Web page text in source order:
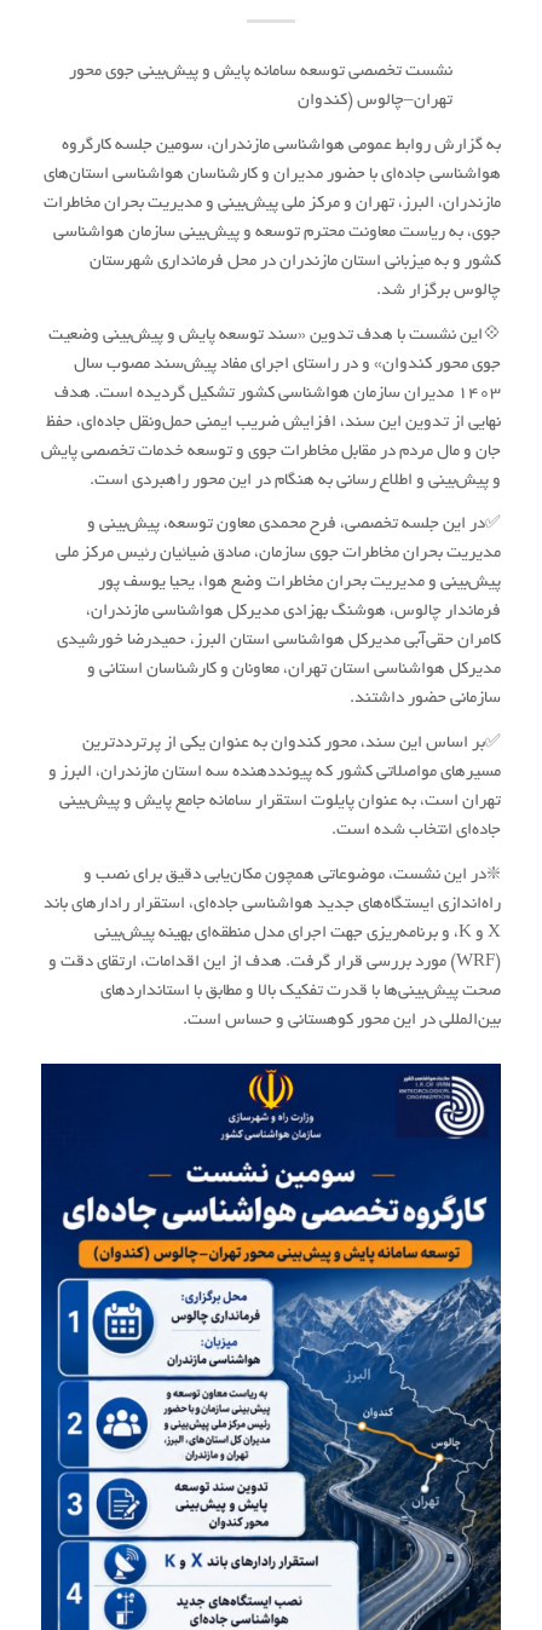
نشست تخصصی توسعه سامانه پایش و پیش‌بینی جوی محور
تهران–چالوس (کندوان
به گزارش روابط عمومی هواشناسی مازندران، سومین جلسه کارگروه
هواشناسی جاده‌ای با حضور مدیران و کارشناسان هواشناسی استان‌های
مازندران، البرز، تهران و مرکز ملی پیش‌بینی و مدیریت بحران مخاطرات
جوی، به ریاست معاونت محترم توسعه و پیش‌بینی سازمان هواشناسی
کشور و به میزبانی استان مازندران در محل فرمانداری شهرستان
چالوس برگزار شد.
💠این نشست با هدف تدوین «سند توسعه پایش و پیش‌بینی وضعیت
جوی محور کندوان» و در راستای اجرای مفاد پیش‌سند مصوب سال
۱۴۰۳ مدیران سازمان هواشناسی کشور تشکیل گردیده است. هدف
نهایی از تدوین این سند، افزایش ضریب ایمنی حمل‌ونقل جاده‌ای، حفظ
جان و مال مردم در مقابل مخاطرات جوی و توسعه خدمات تخصصی پایش
و پیش‌بینی و اطلاع رسانی به هنگام در این محور راهبردی است.
✅در این جلسه تخصصی، فرح محمدی معاون توسعه، پیش‌بینی و
مدیریت بحران مخاطرات جوی سازمان، صادق ضیائیان رئیس مرکز ملی
پیش‌بینی و مدیریت بحران مخاطرات وضع هوا، یحیا یوسف پور
فرماندار چالوس، هوشنگ بهزادی مدیرکل هواشناسی مازندران،
کامران حقی‌آبی مدیرکل هواشناسی استان البرز، حمیدرضا خورشیدی
مدیرکل هواشناسی استان تهران، معاونان و کارشناسان استانی و
سازمانی حضور داشتند.
✅بر اساس این سند، محور کندوان به عنوان یکی از پرترددترین
مسیرهای مواصلاتی کشور که پیونددهنده سه استان مازندران، البرز و
تهران است، به عنوان پایلوت استقرار سامانه جامع پایش و پیش‌بینی
جاده‌ای انتخاب شده است.
❇️در این نشست، موضوعاتی همچون مکان‌یابی دقیق برای نصب و
راه‌اندازی ایستگاه‌های جدید هواشناسی جاده‌ای، استقرار رادارهای باند
X و K، و برنامه‌ریزی جهت اجرای مدل منطقه‌ای بهینه پیش‌بینی
(WRF) مورد بررسی قرار گرفت. هدف از این اقدامات، ارتقای دقت و
صحت پیش‌بینی‌ها با قدرت تفکیک بالا و مطابق با استانداردهای
بین‌المللی در این محور کوهستانی و حساس است.